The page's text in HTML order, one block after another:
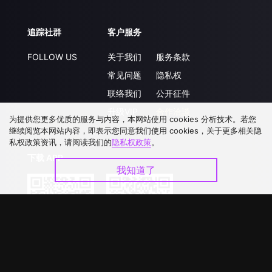
追踪社群
FOLLOW US
客户服务
关于我们
常见问题
联络我们
服务条款
隐私权
公开征件
下载 APP
为提供您更多优质的服务与内容，本网站使用 cookies 分析技术。若您
继续阅览本网站内容，即表示您同意我们使用 cookies，关于更多相关隐
私权政策资讯，请阅读我们的隐私权政策。
我知道了